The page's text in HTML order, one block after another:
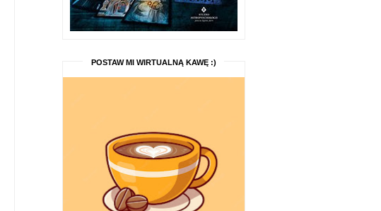
POSTAW MI WIRTUALNĄ KAWĘ :)